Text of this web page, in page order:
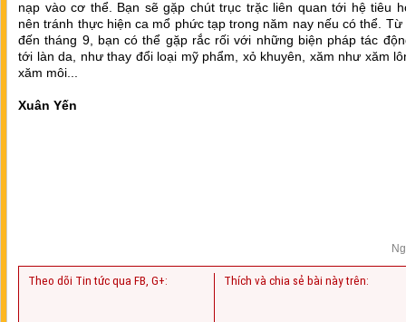
nạp vào cơ thể. Bạn sẽ gặp chút trục trặc liên quan tới hệ tiêu
nên tránh thực hiện ca mổ phức tạp trong năm nay nếu có thể. Từ
đến tháng 9, bạn có thể gặp rắc rối với những biện pháp tác
tới làn da, như thay đổi loại mỹ phẩm, xỏ khuyên, xăm như xăm
xăm môi...
Xuân Yến
Theo dõi Tin tức qua FB, G+: Thích và chia sẻ bài này trên: